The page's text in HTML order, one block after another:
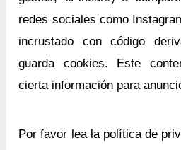
redes sociales como
incrustado con código
guarda cookies. Este
cierta información para
Por favor lea la política de